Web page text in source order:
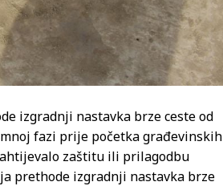
izgradnji nastavka brze ceste od
fazi prije početka građevinskih
zaštitu ili prilagodbu
prethode izgradnji nastavka brze